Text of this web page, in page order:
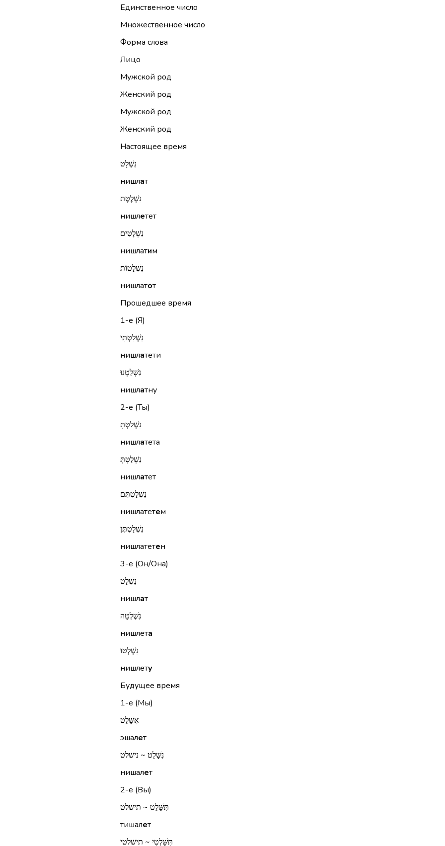
Единственное число
Множественное число
Форма слова
Лицо
Мужской род
Женский род
Мужской род
Женский род
Настоящее время
נִשְׁלָט
нишлат
נִשְׁלֶטֶת
нишлетет
נִשְׁלָטִים
нишлатим
נִשְׁלָטוֹת
нишлатот
Прошедшее время
1-е (Я)
נִשְׁלַטְתִּי
нишлатети
נִשְׁלַטְנוּ
нишлатну
2-е (Ты)
נִשְׁלַטְתָּ
нишлатета
נִשְׁלַטְתְּ
нишлатет
נִשְׁלַטְתֶּם
нишлатетем
נִשְׁלַטְתֶּן
нишлатетен
3-е (Он/Она)
נִשְׁלַט
нишлат
נִשְׁלְטָה
нишлета
נִשְׁלְטוּ
нишлету
Будущее время
1-е (Мы)
אֶשָּׁלֵט
эшалет
נִשָּׁלֵט ~ נישלט
нишалет
2-е (Вы)
תִּשָּׁלֵט ~ תישלט
тишалет
תִּשָּׁלְטִי ~ תישלטי